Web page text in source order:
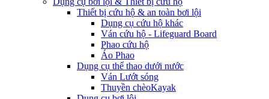
Thiết bị cứu hộ & an toàn bơi lội
Dụng cụ cứu hộ khác
Ván cứu hộ - Lifeguard Board
Phao cứu hộ
Áo Phao
Dụng cụ thể thao dưới nước
Ván Lướt sóng
Thuyền chèoKayak